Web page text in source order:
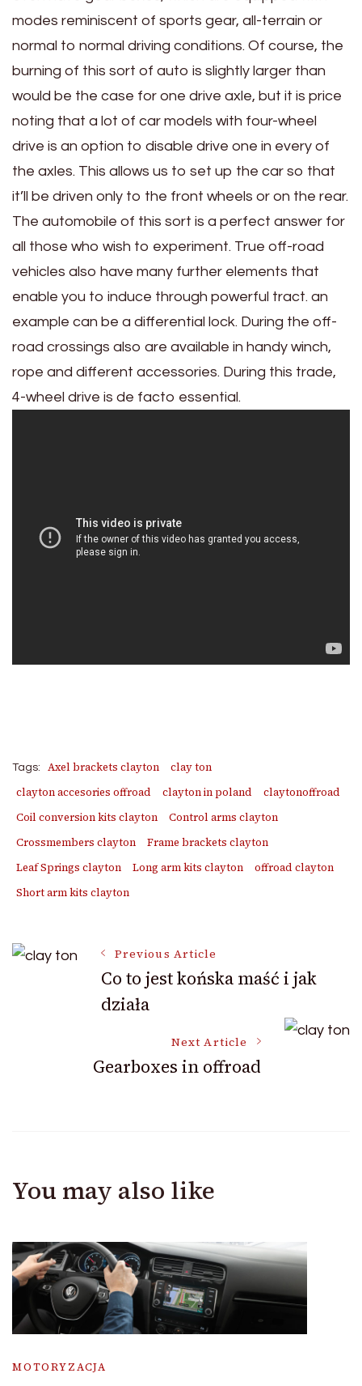
modes reminiscent of sports gear, all-terrain or
normal to normal driving conditions. Of course, the
burning of this sort of auto is slightly larger than
would be the case for one drive axle, but it is price
noting that a lot of car models with four-wheel
drive is an option to disable drive one in every of
the axles. This allows us to set up the car so that
it’ll be driven only to the front wheels or on the rear.
The automobile of this sort is a perfect answer for
all those who wish to experiment. True off-road
vehicles also have many further elements that
enable you to induce through powerful tract. an
example can be a differential lock. During the off-
road crossings also are available in handy winch,
rope and different accessories. During this trade,
4-wheel drive is de facto essential.
Tags: Axel brackets clayton
clay ton
clayton accesories offroad
clayton in poland
claytonoffroad
Coil conversion kits clayton
Control arms clayton
Crossmembers clayton
Frame brackets clayton
Leaf Springs clayton
Long arm kits clayton
offroad clayton
Short arm kits clayton
Post
Navigation
Previous Article
Co to jest końska maść i jak
działa
Next Article
Gearboxes in offroad
You may also like
MOTORYZACJA